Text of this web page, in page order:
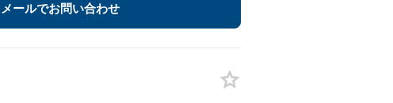
メールでお問い合わせ